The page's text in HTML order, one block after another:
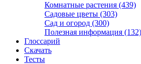
Комнатные растения (439)
Садовые цветы (303)
Сад и огород (300)
Полезная информация (132)
Глоссарий
Скачать
Тесты